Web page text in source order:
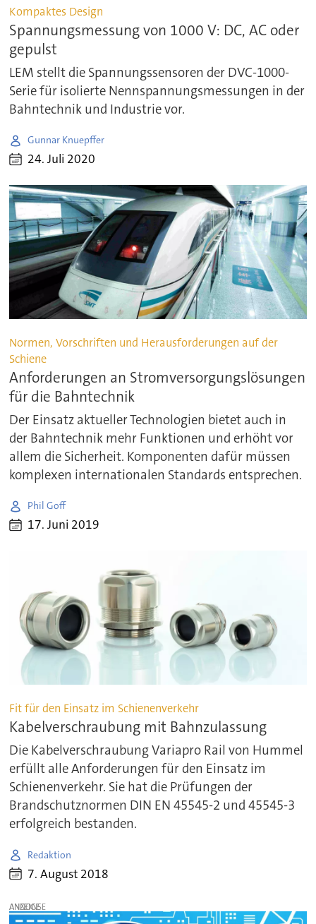
Kompaktes Design
Spannungsmessung von 1000 V: DC, AC oder
gepulst
LEM stellt die Spannungssensoren der DVC-1000-
Serie für isolierte Nennspannungsmessungen in der
Bahntechnik und Industrie vor.
Gunnar Knuepffer
24. Juli 2020
Normen, Vorschriften und Herausforderungen auf der
Schiene
Anforderungen an Stromversorgungslösungen
für die Bahntechnik
Der Einsatz aktueller Technologien bietet auch in
der Bahntechnik mehr Funktionen und erhöht vor
allem die Sicherheit. Komponenten dafür müssen
komplexen internationalen Standards entsprechen.
Phil Goff
17. Juni 2019
Fit für den Einsatz im Schienenverkehr
Kabelverschraubung mit Bahnzulassung
Die Kabelverschraubung Variapro Rail von Hummel
erfüllt alle Anforderungen für den Einsatz im
Schienenverkehr. Sie hat die Prüfungen der
Brandschutznormen DIN EN 45545-2 und 45545-3
erfolgreich bestanden.
Redaktion
7. August 2018
ANZEIGE